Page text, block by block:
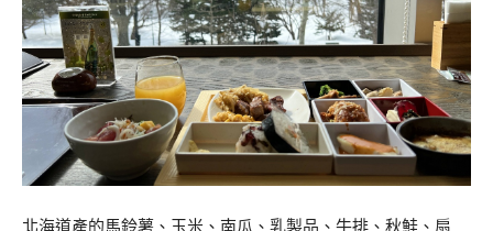
北海道產的馬鈴薯、玉米、南瓜、乳製品、牛排、秋鮭、扇